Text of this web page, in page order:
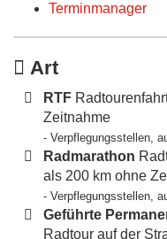
Terminmanager
Art
RTF
Zeitnahme
- Verpflegungsstellen,
Radmarathon
als 200 km ohne
- Verpflegungsstellen,
Geführte
Radtour auf der